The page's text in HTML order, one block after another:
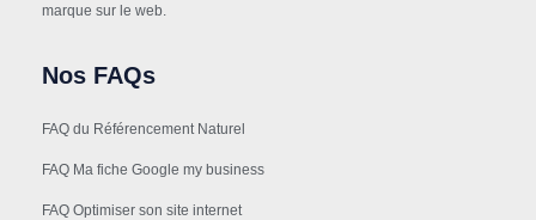
marque sur le web.
Nos FAQs
FAQ du Référencement Naturel
FAQ Ma fiche Google my business
FAQ Optimiser son site internet